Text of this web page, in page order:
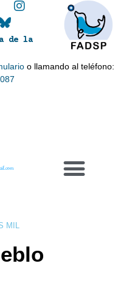
de la
o llamando al teléfono:
MIL